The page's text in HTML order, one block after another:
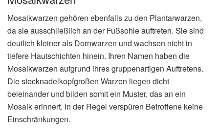
Mosaikwarzen gehören ebenfalls zu den Plantarwarzen,
da sie ausschließlich an der Fußsohle auftreten. Sie sind
deutlich kleiner als Dornwarzen und wachsen nicht in
tiefere Hautschichten hinein. Ihren Namen haben die
Mosaikwarzen aufgrund ihres gruppenartigen Auftretens.
Die stecknadelkopfgroßen Warzen liegen dicht
beieinander und bilden somit ein Muster, das an ein
Mosaik erinnert. In der Regel verspüren Betroffene keine
Einschränkungen.